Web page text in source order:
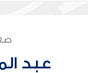
عبد